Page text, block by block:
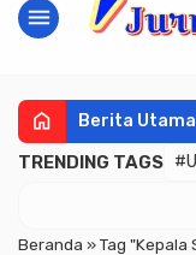
menu
home Berita Utama
TRENDING TAGS
Beranda »Tag "Kepala